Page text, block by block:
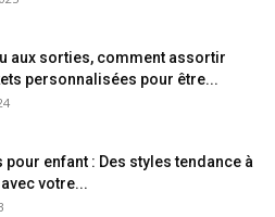
aux sorties, comment assortir
personnalisées pour être...
pour enfant : Des styles tendance à
votre...